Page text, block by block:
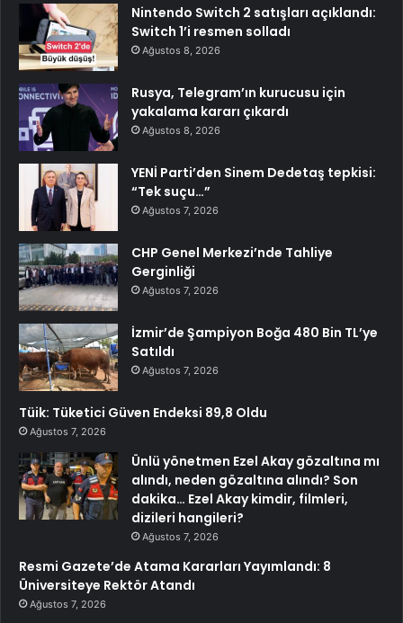
Nintendo Switch 2 satışları açıklandı:
Switch 1’i resmen solladı
Ağustos 8, 2026
Rusya, Telegram’ın kurucusu için
yakalama kararı çıkardı
Ağustos 8, 2026
YENİ Parti’den Sinem Dedetaş tepkisi:
“Tek suçu…”
Ağustos 7, 2026
CHP Genel Merkezi’nde Tahliye
Gerginliği
Ağustos 7, 2026
İzmir’de Şampiyon Boğa 480 Bin TL’ye
Satıldı
Ağustos 7, 2026
Tüik: Tüketici Güven Endeksi 89,8 Oldu
Ağustos 7, 2026
Ünlü yönetmen Ezel Akay gözaltına mı
alındı, neden gözaltına alındı? Son
dakika… Ezel Akay kimdir, filmleri,
dizileri hangileri?
Ağustos 7, 2026
Resmi Gazete’de Atama Kararları Yayımlandı: 8
Üniversiteye Rektör Atandı
Ağustos 7, 2026